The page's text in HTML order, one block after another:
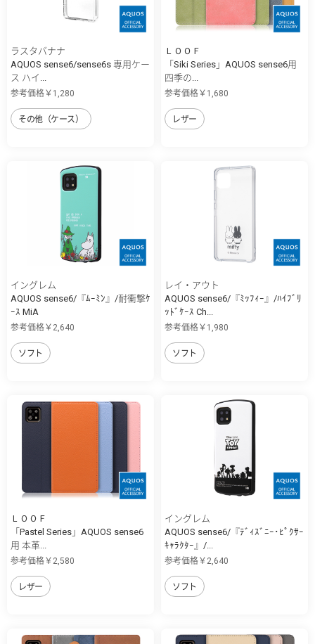
ラスタバナナ
AQUOS sense6/sense6s 専用ケー
ス ハイ...
参考価格￥1,280
その他（ケース）
ＬＯＯＦ
「Siki Series」AQUOS sense6用
四季の...
参考価格￥1,680
レザー
イングレム
AQUOS sense6/『ﾑｰﾐﾝ』/耐衝撃ｹ
ｰｽ MiA
参考価格￥2,640
ソフト
レイ・アウト
AQUOS sense6/『ﾐｯﾌｨｰ』/ﾊｲﾌﾞﾘ
ｯﾄﾞｹｰｽ Ch...
参考価格￥1,980
ソフト
ＬＯＯＦ
「Pastel Series」AQUOS sense6
用 本革...
参考価格￥2,580
レザー
イングレム
AQUOS sense6/『ﾃﾞｨｽﾞﾆｰ･ﾋﾟｸｻｰ
ｷｬﾗｸﾀｰ』/...
参考価格￥2,640
ソフト